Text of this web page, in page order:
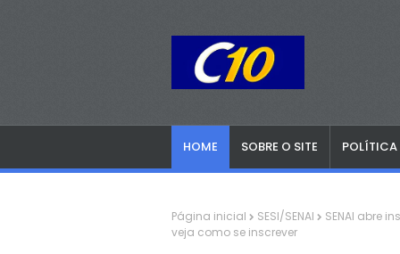
HOME SOBRE O SITE POLÍTICA
Página inicial SESI/SENAI
SENAI abre
veja como se inscrever